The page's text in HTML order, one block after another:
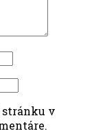
stránku v